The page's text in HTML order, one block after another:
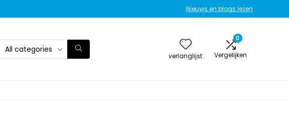
Nieuws en blogs lezen
All categories
verlanglijst
0
Vergelijken